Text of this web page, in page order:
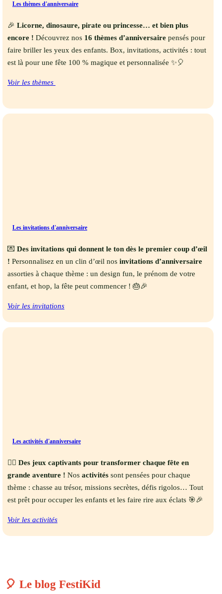
Les thèmes d'anniversaire
🎉 Licorne, dinosaure, pirate ou princesse… et bien plus
encore ! Découvrez nos 16 thèmes d’anniversaire pensés pour
faire briller les yeux des enfants. Box, invitations, activités : tout
est là pour une fête 100 % magique et personnalisée ✨🎈
Voir les thèmes
Les invitations d'anniversaire
💌 Des invitations qui donnent le ton dès le premier coup d’œil
! Personnalisez en un clin d’œil nos invitations d’anniversaire
assorties à chaque thème : un design fun, le prénom de votre
enfant, et hop, la fête peut commencer ! 🎂🎉
Voir les invitations
Les activités d'anniversaire
🕵️‍♀️ Des jeux captivants pour transformer chaque fête en
grande aventure ! Nos activités sont pensées pour chaque
thème : chasse au trésor, missions secrètes, défis rigolos… Tout
est prêt pour occuper les enfants et les faire rire aux éclats 🎯🎉
Voir les activités
🎈 Le blog FestiKid